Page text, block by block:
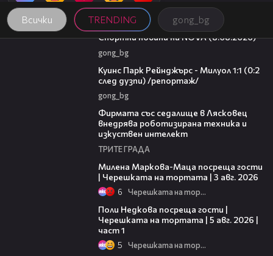
Всички TRENDING gong_bg
04:09
Спортни новини на NOVA (8.08.2026)
gong_bg
Куинс Парк Рейнджърс - Милуол 1:1 (0:2
след дузпи) /репортаж/
gong_bg
Фирмата със седалище в Лясковец
внедрява роботизирана техника и
изкуствен интелект
ТРИТЕ ГРАДА
Милена Маркова-Маца посреща гости
| Черешката на тортата | 3 авг. 2026
6 Черешката на тортата
Поли Недкова посреща гости |
Черешката на тортата | 5 авг. 2026 |
част 1
5 Черешката на тортата